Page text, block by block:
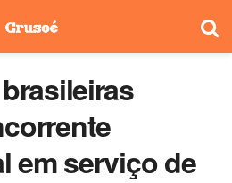
em serviço de